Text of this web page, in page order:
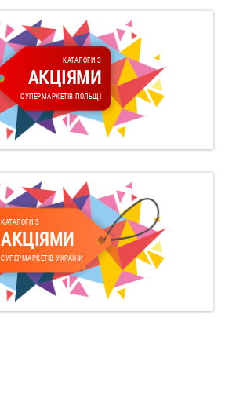
КАТАЛОГИ З
АКЦІЯМИ
СУПЕРМАРКЕТІВ ПОЛЬЩІ
КАТАЛОГИ З
АКЦІЯМИ
СУПЕРМАРКЕТІВ УКРАЇНИ